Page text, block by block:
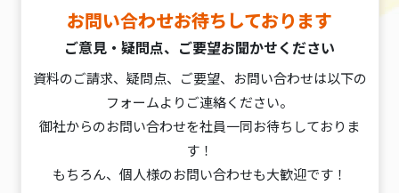
お問い合わせお待ちしております
ご意見・疑問点、ご要望お聞かせください
資料のご請求、疑問点、ご要望、お問い合わせは以下の
フォームよりご連絡ください。
御社からのお問い合わせを社員一同お待ちしておりま
す！
もちろん、個人様のお問い合わせも大歓迎です！